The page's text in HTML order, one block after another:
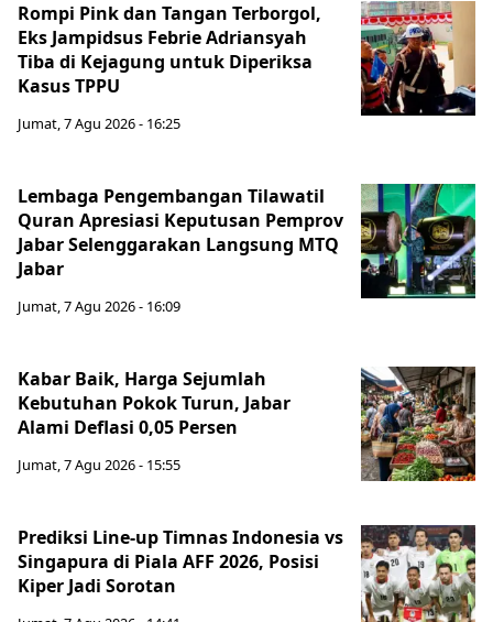
Rompi Pink dan Tangan Terborgol,
Eks Jampidsus Febrie Adriansyah
Tiba di Kejagung untuk Diperiksa
Kasus TPPU
Jumat, 7 Agu 2026 - 16:25
Lembaga Pengembangan Tilawatil
Quran Apresiasi Keputusan Pemprov
Jabar Selenggarakan Langsung MTQ
Jabar
Jumat, 7 Agu 2026 - 16:09
Kabar Baik, Harga Sejumlah
Kebutuhan Pokok Turun, Jabar
Alami Deflasi 0,05 Persen
Jumat, 7 Agu 2026 - 15:55
Prediksi Line-up Timnas Indonesia vs
Singapura di Piala AFF 2026, Posisi
Kiper Jadi Sorotan